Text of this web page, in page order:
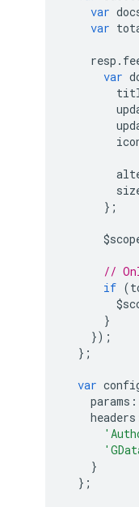
var
var
resp .
var
};
//
if (
}
});
};
var
params :
headers
}
};